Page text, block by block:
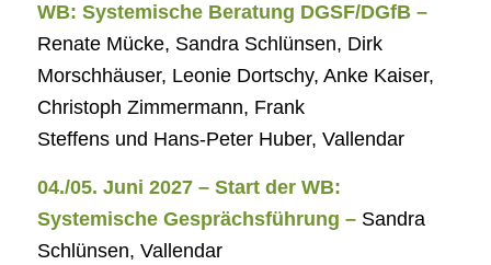
WB: Systemische Beratung DGSF/DGfB –
Renate Mücke, Sandra Schlünsen, Dirk
Morschhäuser, Leonie Dortschy, Anke Kaiser,
Christoph Zimmermann, Frank
Steffens und Hans-Peter Huber, Vallendar
04./05. Juni 2027 – Start der WB:
Systemische Gesprächsführung –Sandra
Schlünsen, Vallendar